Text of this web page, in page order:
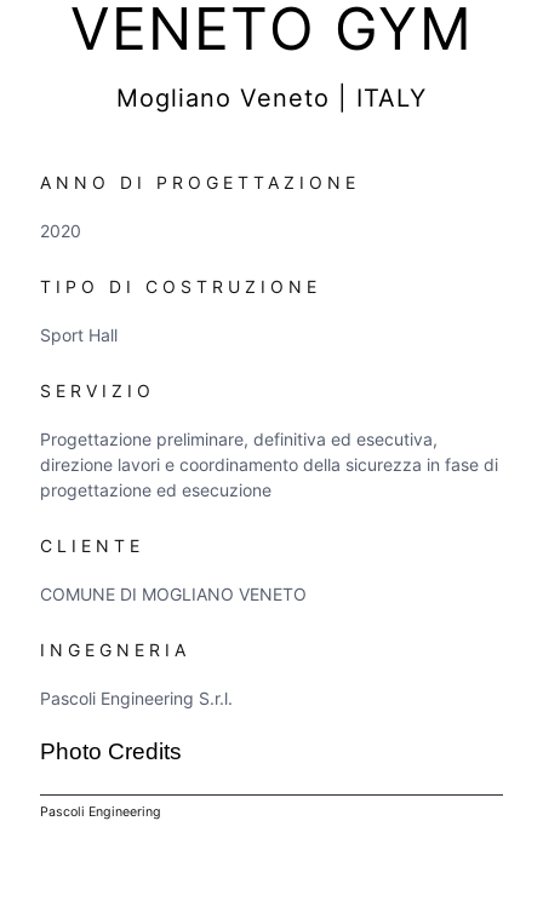
VENETO GYM
Mogliano Veneto | ITALY
ANNO DI PROGETTAZIONE
2020
TIPO DI COSTRUZIONE
Sport Hall
SERVIZIO
Progettazione preliminare, definitiva ed esecutiva,
direzione lavori e coordinamento della sicurezza in fase di
progettazione ed esecuzione
CLIENTE
COMUNE DI MOGLIANO VENETO
INGEGNERIA
Pascoli Engineering S.r.l.
Photo Credits
Pascoli Engineering